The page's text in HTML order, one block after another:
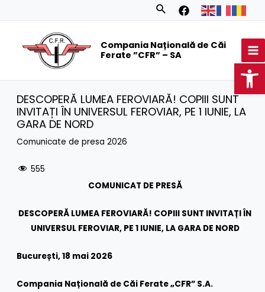
Search
Compania Națională de Căi
Ferate ”CFR” – SA
DESCOPERĂ LUMEA FEROVIARĂ! COPIII SUNT
INVITAȚI ÎN UNIVERSUL FEROVIAR, PE 1 IUNIE, LA
GARA DE NORD
Comunicate de presa 2026
555
COMUNICAT DE PRESĂ
DESCOPERĂ LUMEA FEROVIARĂ! COPIII SUNT INVITAȚI ÎN
UNIVERSUL FEROVIAR, PE 1 IUNIE, LA GARA DE NORD
București, 18 mai 2026
Compania Națională de Căi Ferate „CFR” S.A.